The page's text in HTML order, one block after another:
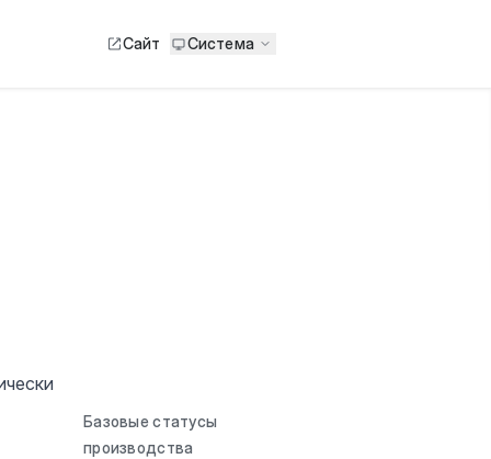
Сайт Система
Базовые статусы
производства